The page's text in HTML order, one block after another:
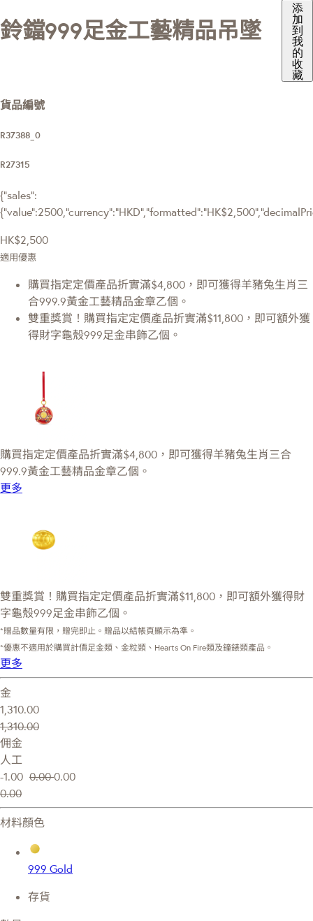
鈴鐺999足金工藝精品吊墜
添
加
到
我
的
收
藏
貨品編號
R37388_0
R27315
{"sales":
HK$2,500
適用優惠
購買指定定價產品折實滿$4,800，即可獲得羊豬兔生肖三
合999.9黃金工藝精品金章乙個。
雙重獎賞！購買指定定價產品折實滿$11,800，即可額外獲
得財字龜殼999足金串飾乙個。
購買指定定價產品折實滿$4,800，即可獲得羊豬兔生肖三合
999.9黃金工藝精品金章乙個。
更多
雙重獎賞！購買指定定價產品折實滿$11,800，即可額外獲得財
字龜殼999足金串飾乙個。
*贈品數量有限，贈完即止。贈品以結帳頁顯示為準。
*優惠不適用於購買計價足金類、金粒類、Hearts On Fire類及鐘錶類產品。
更多
金
1,310.00
1,310.00
佣金
人工
-1.00 0.000.00
0.00
材料顏色
999 Gold
存貨